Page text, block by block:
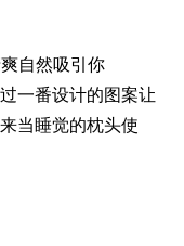
一番设计的图案让
当睡觉的枕头使